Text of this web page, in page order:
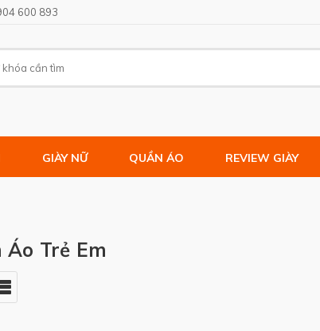
600 893
GIÀY NỮ QUẦN ÁO REVIEW GIÀY
Áo Trẻ Em